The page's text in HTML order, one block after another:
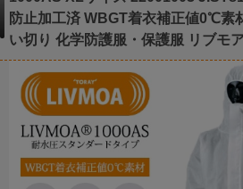
防止加工済 WBGT着衣補正値0℃素
い切り 化学防護服・保護服 リブモ